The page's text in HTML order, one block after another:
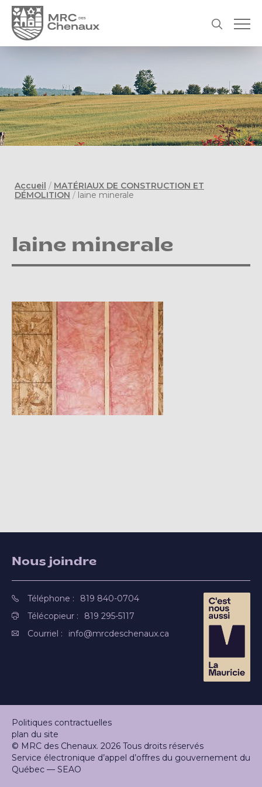
Accueil / MATÉRIAUX DE CONSTRUCTION ET
DÉMOLITION / laine minerale
laine minerale
Nous joindre
Téléphone :
819 840-0704
Télécopieur :
819 295-5117
Courriel :
info@mrcdeschenaux.ca
Politiques contractuelles
plan du site
© MRC des Chenaux. 2026 Tous droits réservés
Service électronique d’appel d’offres du gouvernement du
Québec — SEAO